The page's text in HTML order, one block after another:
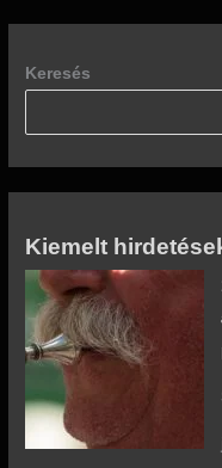
Keresés
Kiemelt